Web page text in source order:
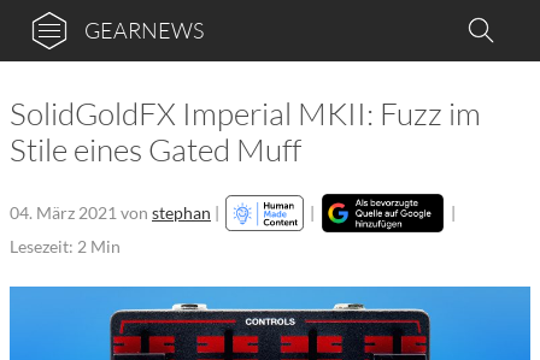
GEARNEWS
SolidGoldFX Imperial MKII: Fuzz im
Stile eines Gated Muff
04. März 2021 von stephan | |
|
Lesezeit: 2 Min